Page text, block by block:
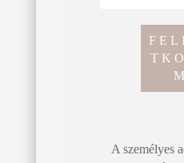
A személyes